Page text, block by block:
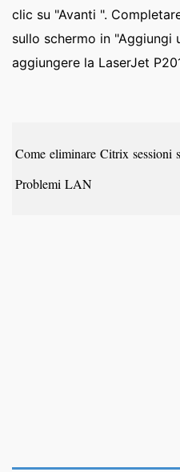
clic su "Avanti ".
sullo schermo in "Aggiungi
aggiungere la LaserJet
Come eliminare Citrix sessioni
Problemi LAN